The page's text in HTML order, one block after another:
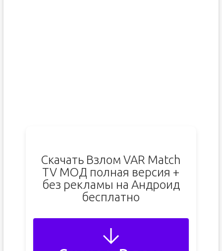
Скачать Взлом VAR Match
TV МОД полная версия +
без рекламы на Андроид
бесплатно